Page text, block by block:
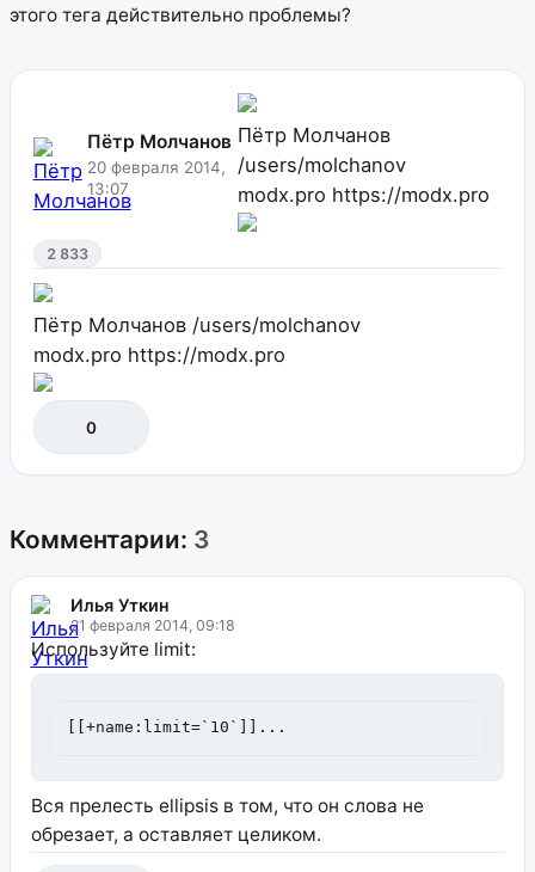
этого тега действительно проблемы?
Пётр Молчанов
20 февраля 2014,
13:07
Пётр Молчанов
/users/molchanov
modx.pro https://modx.pro
2 833
Пётр Молчанов /users/molchanov
modx.pro https://modx.pro
0
Комментарии: 3
Илья Уткин
21 февраля 2014, 09:18
Используйте limit:
[[+name:limit=`10`]]...
Вся прелесть ellipsis в том, что он слова не
обрезает, а оставляет целиком.